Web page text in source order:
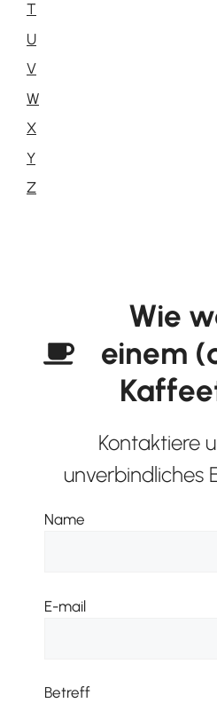
T
U
V
W
X
Y
Z
Wie
einem
Kontaktiere
unverbindliches
Name
E-mail
Betreff